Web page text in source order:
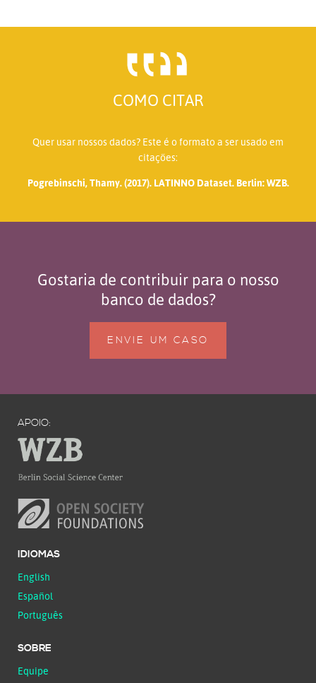
COMO CITAR
Quer usar nossos dados? Este é o formato a ser usado em
citações:
Pogrebinschi, Thamy. (2017). LATINNO Dataset. Berlin: WZB.
Gostaria de contribuir para o nosso
banco de dados?
ENVIE UM CASO
APOIO:
IDIOMAS
English
Español
Português
SOBRE
Equipe